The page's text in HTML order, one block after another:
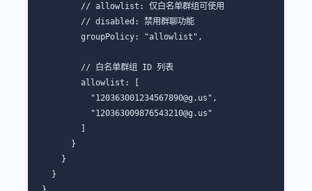
        // allowlist: 仅白名单群组可使用
        // disabled: 禁用群聊功能
        groupPolicy: "allowlist",
        // 白名单群组 ID 列表
        allowlist: [
          "120363001234567890@g.us",
          "120363009876543210@g.us"
        ]
      }
    }
  }